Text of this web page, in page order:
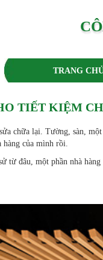
TRANG
TIẾT KIỆM
chữa lại. Tường, sàn,
hàng của mình rồi.
từ đâu, một phần nhà